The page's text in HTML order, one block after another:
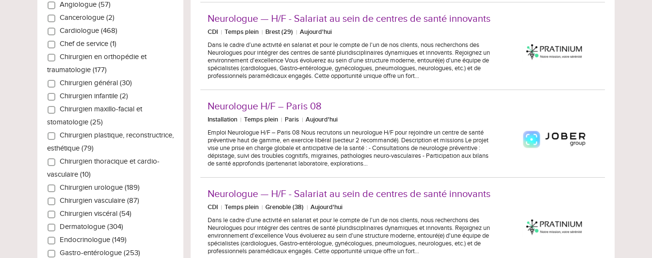
Angiologue (57)
Cancerologue (2)
Cardiologue (468)
Chef de service (1)
Chirurgien en orthopédie et
traumatologie (177)
Chirurgien général (30)
Chirurgien infantile (2)
Chirurgien maxillo-facial et
stomatologie (25)
Chirurgien plastique, reconstructrice,
esthétique (79)
Chirurgien thoracique et cardio-
vasculaire (10)
Chirurgien urologue (189)
Chirurgien vasculaire (87)
Chirurgien viscéral (54)
Dermatologue (304)
Endocrinologue (149)
Gastro-entérologue (253)
Neurologue — H/F - Salariat au sein de centres de santé innovants
CDI Temps plein Brest (29)
Aujourd'hui
Dans le cadre d’une activité en salariat et pour le compte de l'un de nos clients, nous recherchons des
Neurologues pour intégrer des centres de santé pluridisciplinaires dynamiques et innovants. Rejoignez un
environnement d'excellence Vous évoluerez au sein d'une structure moderne, entouré(e) d'une équipe de
spécialistes (cardiologues, Gastro-entérologue, gynécologues, pneumologues, neurologues, etc.) et de
professionnels paramédicaux engagés. Cette opportunité unique offre un fort…
Neurologue H/F – Paris 08
Installation Temps plein Paris
Aujourd'hui
Emploi Neurologue H/F – Paris 08 Nous recrutons un neurologue H/F pour rejoindre un centre de santé
préventive haut de gamme, en exercice libéral (secteur 2 recommandé). Description et missions Le projet
vise une prise en charge globale et anticipative de la santé : - Consultations de neurologie préventive :
dépistage, suivi des troubles cognitifs, migraines, pathologies neuro-vasculaires - Participation aux bilans
de santé approfondis (partenariat laboratoire, explorations…
Neurologue — H/F - Salariat au sein de centres de santé innovants
CDI Temps plein Grenoble (38)
Aujourd'hui
Dans le cadre d’une activité en salariat et pour le compte de l'un de nos clients, nous recherchons des
Neurologues pour intégrer des centres de santé pluridisciplinaires dynamiques et innovants. Rejoignez un
environnement d'excellence Vous évoluerez au sein d'une structure moderne, entouré(e) d'une équipe de
spécialistes (cardiologues, Gastro-entérologue, gynécologues, pneumologues, neurologues, etc.) et de
professionnels paramédicaux engagés. Cette opportunité unique offre un fort…